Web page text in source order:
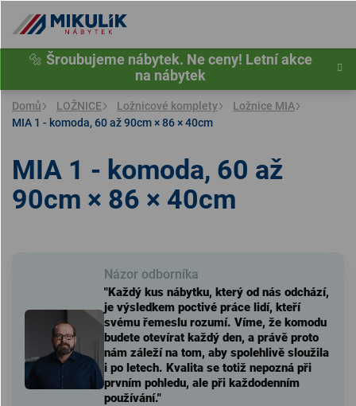
obsah
🔩 Šroubujeme nábytek. Ne ceny! Letní akce
na nábytek
Domů LOŽNICE Ložnicové komplety
Ložnice MIA
MIA 1 - komoda, 60 až 90cm × 86 × 40cm
Názor odborníka
"Každý kus nábytku, který od nás odchází,
je výsledkem poctivé práce lidí, kteří
svému řemeslu rozumí. Víme, že komodu
budete otevírat každý den, a právě proto
nám záleží na tom, aby spolehlivě sloužila
i po letech. Kvalita se totiž nepozná při
prvním pohledu, ale při každodenním
používání."
MIA 1 - komoda, 60 až
90cm × 86 × 40cm